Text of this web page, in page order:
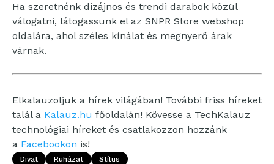
Ha szeretnénk dizájnos és trendi darabok közül
válogatni, látogassunk el az SNPR Store webshop
oldalára, ahol széles kínálat és megnyerő árak
várnak.
Elkalauzoljuk a hírek világában! További friss híreket
talál a Kalauz.hu főoldalán! Kövesse a TechKalauz
technológiai híreket és csatlakozzon hozzánk
a Facebookon is!
Divat Ruházat Stílus